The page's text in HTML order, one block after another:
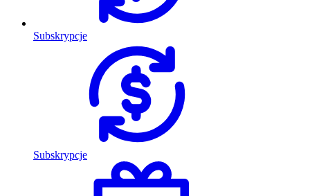
Subskrypcje
Subskrypcje